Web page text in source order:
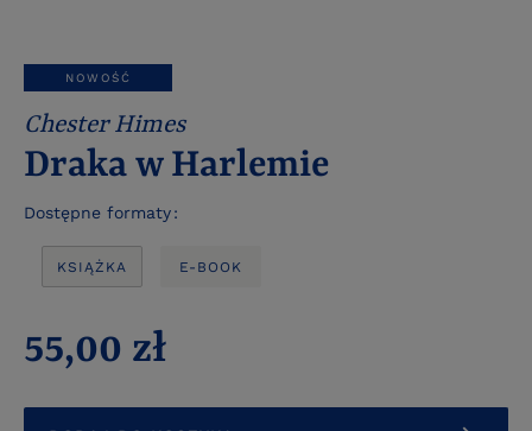
NOWOŚĆ
Chester Himes
Draka w Harlemie
Dostępne formaty
KSIĄŻKA E-BOOK
55,00 zł